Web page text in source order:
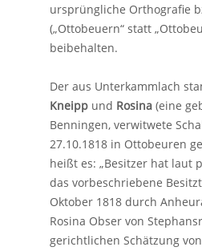
ursprüngliche Orthografie
(„Ottobeuern“ statt
beibehalten.
Der aus Unterkammlach
Kneipp und Rosina (eine
Benningen, verwitwete
27.10.1818 in Ottobeuren
heißt es: „Besitzer hat laut
das vorbeschriebene
Oktober 1818 durch
Rosina Obser von
gerichtlichen Schätzung